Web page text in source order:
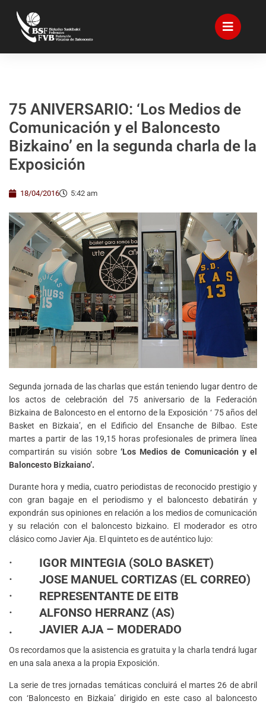
75 ANIVERSARIO: ‘Los Medios de
Comunicación y el Baloncesto
Bizkaino’ en la segunda charla de la
Exposición
18/04/2016 5:42 am
Segunda jornada de las charlas que están teniendo lugar dentro de
los actos de celebración del 75 aniversario de la Federación
Bizkaina de Baloncesto en el entorno de la Exposición ‘ 75 años del
Basket en Bizkaia’, en el Edificio del Ensanche de Bilbao. Este
martes a partir de las 19,15 horas profesionales de primera línea
compartirán su visión sobre ‘Los Medios de Comunicación y el
Baloncesto Bizkaiano’.
Durante hora y media, cuatro periodistas de reconocido prestigio y
con gran bagaje en el periodismo y el baloncesto debatirán y
expondrán sus opiniones en relación a los medios de comunicación
y su relación con el baloncesto bizkaino. El moderador es otro
clásico como Javier Aja. El quinteto es de auténtico lujo:
· IGOR MINTEGIA (SOLO BASKET)
· JOSE MANUEL CORTIZAS (EL CORREO)
· REPRESENTANTE DE EITB
· ALFONSO HERRANZ (AS)
. JAVIER AJA – MODERADO
Os recordamos que la asistencia es gratuita y la charla tendrá lugar
en una sala anexa a la propia Exposición.
La serie de tres jornadas temáticas concluirá el martes 26 de abril
con ‘Baloncesto en Bizkaia’ dirigido en este caso al baloncesto